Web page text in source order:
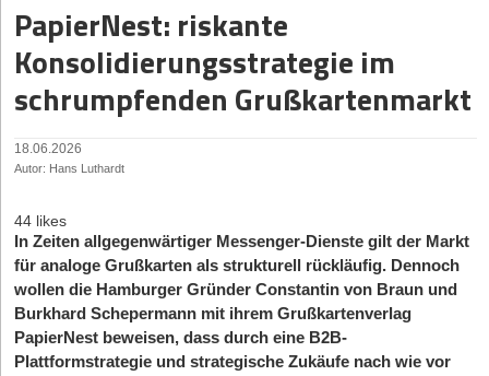
PapierNest: riskante
Konsolidierungsstrategie im
schrumpfenden Grußkartenmarkt
18.06.2026
Autor: Hans Luthardt
44 likes
In Zeiten allgegenwärtiger Messenger-Dienste gilt der Markt
für analoge Grußkarten als strukturell rückläufig. Dennoch
wollen die Hamburger Gründer Constantin von Braun und
Burkhard Schepermann mit ihrem Grußkartenverlag
PapierNest beweisen, dass durch eine B2B-
Plattformstrategie und strategische Zukäufe nach wie vor